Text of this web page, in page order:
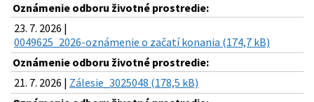
Oznámenie odboru životné prostredie:
23. 7. 2026 |
0049625_2026-oznámenie o začatí konania (174,7 kB)
Oznámenie odboru životné prostredie:
21. 7. 2026 | Zálesie_3025048 (178,5 kB)